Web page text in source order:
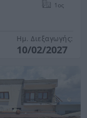
1ος
Ημ. Διεξαγωγής:
10/02/2027